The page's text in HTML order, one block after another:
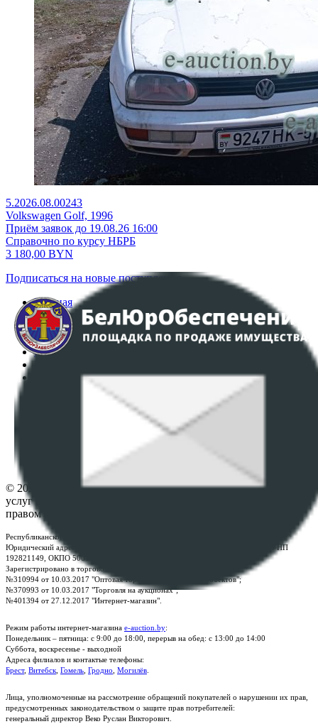
5.2026.08.00243
Volkswagen Golf, 1996
Приём заявок до 19.08.26 16:00
Справочно по курсу НБРБ
3 180,00 BYN
Подписаться на новые поступления
Главная
Аукционы
Интернет-магазин
Регламент организации и проведения торгов
Политика в отношении обработки персональных
ПОЛОЖЕНИЕ О ПОЛИТИКЕ ОБРАБОТКИ COOKIE-
Настройки cookie-файлов
© 2026 Республиканское унитарное предприятие по оказанию
услуг "БелЮрОбеспечение" - Все права защищены авторским
правом
Республиканское унитарное предприятие по оказанию услуг "БелЮрОбеспечение"
Юридический адрес: г. Минск, пр-т. Дзержинского, 1Б, e-mail:
, УНП
192821149, ОКПО 500111895000
Зарегистрировано в торговом реестре Республики Беларусь:
№310994 от 10.03.2017 "Оптовая торговля без торговых объектов";
№370993 от 10.03.2017 "Торговля на аукционах";
№401394 от 27.12.2017 "Интернет-магазин".
Режим работы интернет-магазина e-auction.by:
Понедельник – пятница: с 9:00 до 18:00, перерыв на обед: с 13:00 до 14:00
Суббота, воскресенье - выходной
Адреса филиалов и контактые телефоны:
Брест, Витебск Гомель Гродно Могилёв
Лица, уполномоченные на рассмотрение обращений покупателей о нарушении их прав,
предусмотренных законодательством о защите прав потребителей:
генеральный директор Веко Руслан Викторович.